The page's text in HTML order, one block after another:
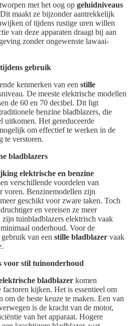
met het oog op geluidniveaus
Dit maakt ze bijzonder aantrekkelijk
of tijdens rustige uren willen
van deze apparaten draagt bij aan
zonder ongewenste lawaai-
gebruik
kenmerken van een stille
De meeste elektrische modellen
de 60 en 70 decibel. Dit ligt
benzine bladblazers, die
uitkomen. Het gereduceerde
om effectief te werken in de
te verstoren.
bladblazers
elektrische en benzine
verschillende voordelen van
voren. Benzinemodellen zijn
geschikt voor zware taken. Toch
en vereisen ze meer
zijn tuinbladblazers elektrisch vaak
onderhoud. Voor de
van een stille bladblazer vaak
voor stil tuinonderhoud
bladblazer komen
kijken. Het is essentieel om
om de beste keuze te maken. Een van
is de kracht van de motor,
van het apparaat. Hogere